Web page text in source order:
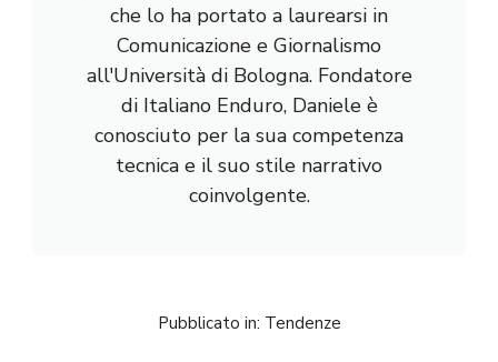
che lo ha portato a laurearsi in
Comunicazione e Giornalismo
all'Università di Bologna. Fondatore
di Italiano Enduro, Daniele è
conosciuto per la sua competenza
tecnica e il suo stile narrativo
coinvolgente.
Pubblicato in: Tendenze